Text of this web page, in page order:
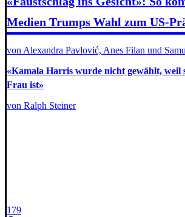
Medien Trumps Wahl zum US-
von Alexandra Pavlović, Anes Filan und
«Kamala Harris wurde nicht gewählt, weil
Frau ist»
von Ralph Steiner
179